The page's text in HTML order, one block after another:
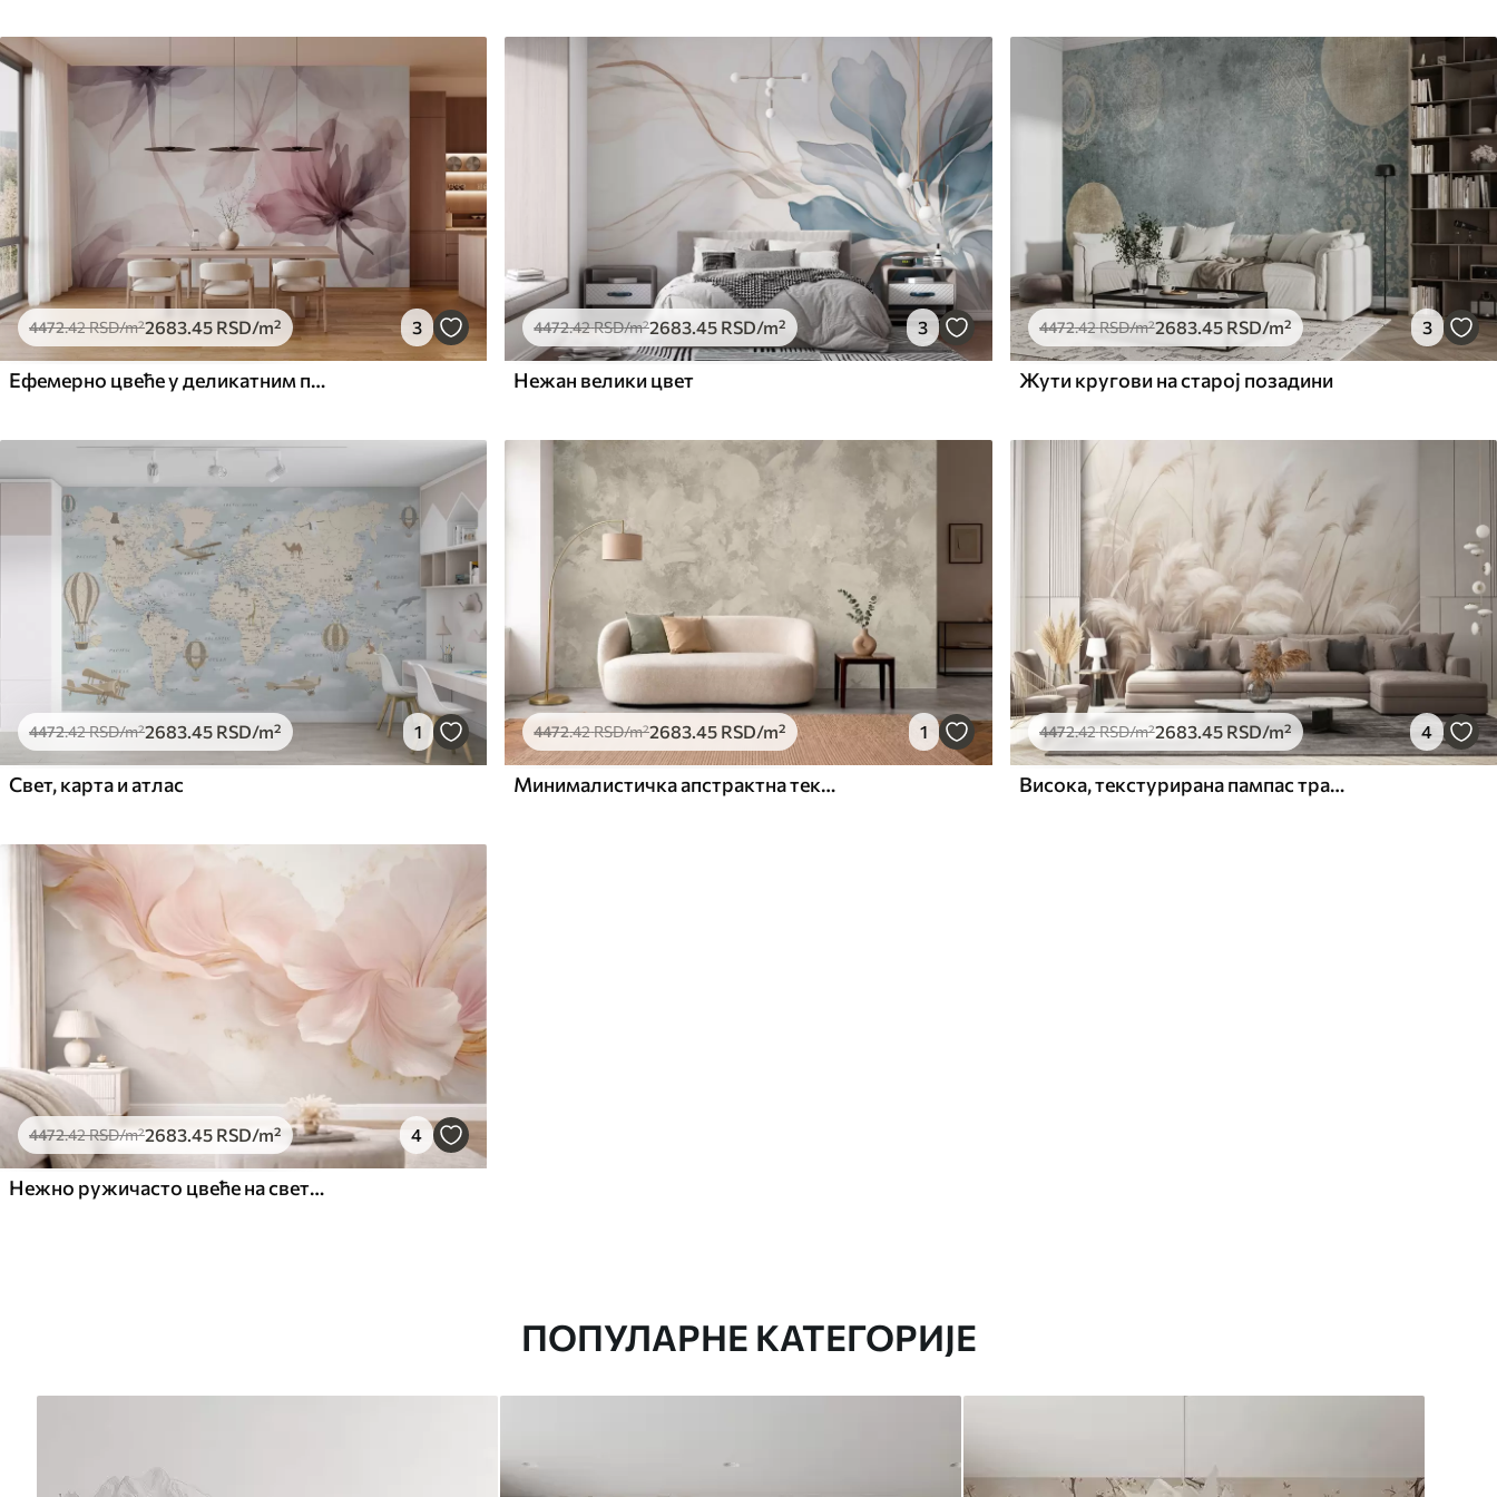
4472.42RSD/m²2683.45 RSD/m² 3
Ефемерно цвеће у деликатним пастелним бојама
4472.42RSD/m²2683.45 RSD/m² 3
Нежан велики цвет
4472.42RSD/m²2683.45 RSD/m² 3
Жути кругови на старој позадини
4472.42RSD/m²2683 .45 RSD/m² 1
Свет, карта и атлас
4472.42RSD/m²2683 .45 RSD/m² 1
Минималистичка апстрактна текстура четкице у беж тоновима
4472.42RSD/m²2683.45 RSD/m² 4
Висока, текстурирана пампас трава у меким, топлим, неутралним тоновима, са замућеном, светлом позадином
4472.42RSD/m²2683.45 RSD/m² 4
Нежно ружичасто цвеће на светлој позадини
ПОПУЛАРНЕ КАТЕГОРИЈЕ